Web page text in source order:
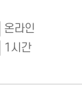
온라인
1시간